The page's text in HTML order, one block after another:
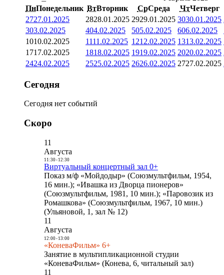
ПнПонедельник ВтВторник СрСреда ЧтЧетверг
2727.01.2025 2828.01.2025 2929.01.2025 3030.01.2025
303.02.2025 404.02.2025 505.02.2025 606.02.2025
1010.02.2025 1111.02.2025 1212.02.2025 1313.02.2025
1717.02.2025 1818.02.2025 1919.02.2025 2020.02.2025
2424.02.2025 2525.02.2025 2626.02.2025 2727.02.2025
Сегодня
Сегодня нет событий
Скоро
11
Августа
11:30- 12:30
Виртуальный концертный зал 0+
Показ м/ф «Мойдодыр» (Союзмультфильм, 1954,
16 мин.); «Ивашка из Дворца пионеров»
(Союзмультфильм, 1981, 10 мин.); «Паровозик из
Ромашкова» (Союзмультфильм, 1967, 10 мин.)
(Ульяновой, 1, зал № 12)
11
Августа
12:00- 13:00
«КоневаФильм» 6+
Занятие в мультипликационной студии
«КоневаФильм» (Конева, 6, читальный зал)
11